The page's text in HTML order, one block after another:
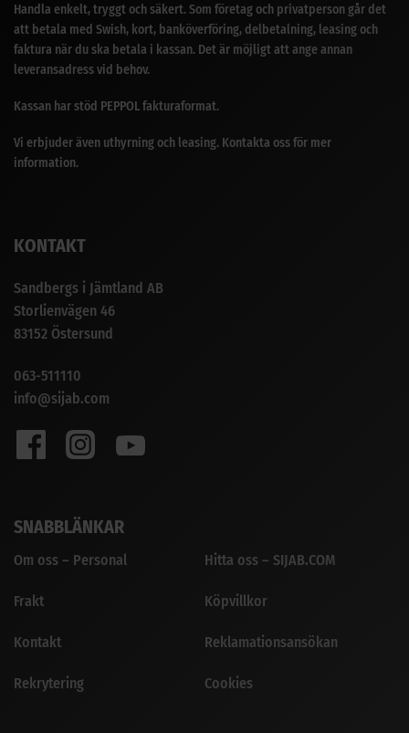
Handla enkelt, tryggt och säkert. Som företag och privatperson går det
att betala med Swish, kort, banköverföring, delbetalning, leasing och
faktura när du ska betala i kassan. Det är möjligt att ange annan
leveransadress vid behov.
Kassan har stöd PEPPOL fakturaformat.
Vi erbjuder även uthyrning och leasing. Kontakta oss för mer
information.
KONTAKT
Sandbergs i Jämtland AB
Storlienvägen 46
83152 Östersund
063-511110
info@sijab.com
SNABBLÄNKAR
Om oss – Personal
Frakt
Kontakt
Rekrytering
Hitta oss – SIJAB.COM
Köpvillkor
Reklamationsansökan
Cookies